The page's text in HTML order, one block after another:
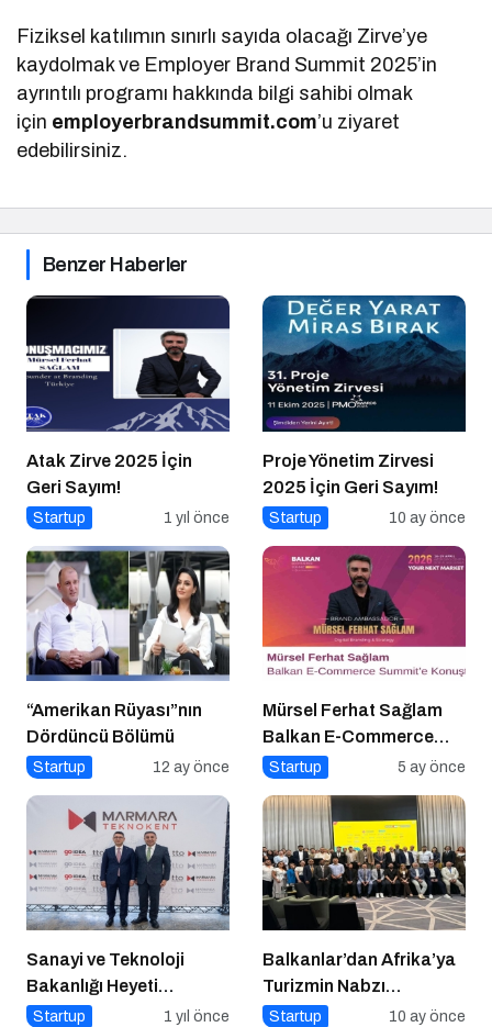
Fiziksel katılımın sınırlı sayıda olacağı Zirve’ye
kaydolmak ve Employer Brand Summit 2025’in
ayrıntılı programı hakkında bilgi sahibi olmak
için employerbrandsummit.com’u ziyaret
edebilirsiniz.
Benzer Haberler
Atak Zirve 2025 İçin
Geri Sayım!
Startup 1 yıl önce
Proje Yönetim Zirvesi
2025 İçin Geri Sayım!
Startup 10 ay önce
“Amerikan Rüyası”nın
Dördüncü Bölümü
Startup 12 ay önce
Mürsel Ferhat Sağlam
Balkan E-Commerce
Summit’e Konuştu
Startup 5 ay önce
Sanayi ve Teknoloji
Bakanlığı Heyeti
Marmara Teknokent’i
Startup 1 yıl önce
Balkanlar’dan Afrika’ya
Turizmin Nabzı
Uzakrota Dubai’de Attı
Startup 10 ay önce